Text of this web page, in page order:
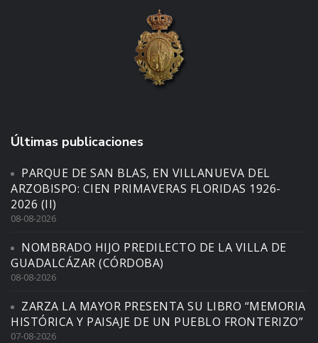
Últimas publicaciones
PARQUE DE SAN BLAS, EN VILLANUEVA DEL
ARZOBISPO: CIEN PRIMAVERAS FLORIDAS 1926-
2026 (II)
08-08-2026
NOMBRADO HIJO PREDILECTO DE LA VILLA DE
GUADALCÁZAR (CÓRDOBA)
08-08-2026
ZARZA LA MAYOR PRESENTA SU LIBRO “MEMORIA
HISTÓRICA Y PAISAJE DE UN PUEBLO FRONTERIZO”
07-08-2026